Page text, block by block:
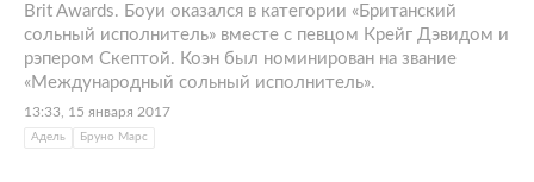
Brit Awards. Боуи оказался в категории «Британский
сольный исполнитель» вместе с певцом Крейг Дэвидом и
рэпером Скептой. Коэн был номинирован на звание
«Международный сольный исполнитель».
13:33, 15 января 2017
Адель Бруно Марс